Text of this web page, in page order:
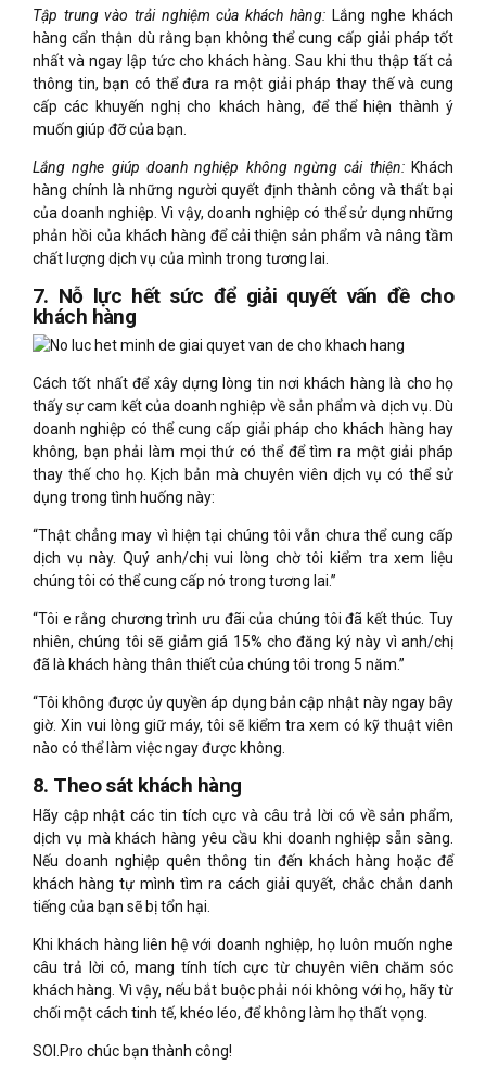
Tập trung vào trải nghiệm của khách hàng: Lắng nghe khách
hàng cẩn thận dù rằng bạn không thể cung cấp giải pháp tốt
nhất và ngay lập tức cho khách hàng. Sau khi thu thập tất cả
thông tin, bạn có thể đưa ra một giải pháp thay thế và cung
cấp các khuyến nghị cho khách hàng, để thể hiện thành ý
muốn giúp đỡ của bạn.
Lắng nghe giúp doanh nghiệp không ngừng cải thiện: Khách
hàng chính là những người quyết định thành công và thất bại
của doanh nghiệp. Vì vậy, doanh nghiệp có thể sử dụng những
phản hồi của khách hàng để cải thiện sản phẩm và nâng tầm
chất lượng dịch vụ của mình trong tương lai.
7. Nỗ lực hết sức để giải quyết vấn đề cho
khách hàng
Cách tốt nhất để xây dựng lòng tin nơi khách hàng là cho họ
thấy sự cam kết của doanh nghiệp về sản phẩm và dịch vụ. Dù
doanh nghiệp có thể cung cấp giải pháp cho khách hàng hay
không, bạn phải làm mọi thứ có thể để tìm ra một giải pháp
thay thế cho họ. Kịch bản mà chuyên viên dịch vụ có thể sử
dụng trong tình huống này:
“Thật chẳng may vì hiện tại chúng tôi vẫn chưa thể cung cấp
dịch vụ này. Quý anh/chị vui lòng chờ tôi kiểm tra xem liệu
chúng tôi có thể cung cấp nó trong tương lai.”
“Tôi e rằng chương trình ưu đãi của chúng tôi đã kết thúc. Tuy
nhiên, chúng tôi sẽ giảm giá 15% cho đăng ký này vì anh/chị
đã là khách hàng thân thiết của chúng tôi trong 5 năm.”
“Tôi không được ủy quyền áp dụng bản cập nhật này ngay bây
giờ. Xin vui lòng giữ máy, tôi sẽ kiểm tra xem có kỹ thuật viên
nào có thể làm việc ngay được không.
8. Theo sát khách hàng
Hãy cập nhật các tin tích cực và câu trả lời có về sản phẩm,
dịch vụ mà khách hàng yêu cầu khi doanh nghiệp sẵn sàng.
Nếu doanh nghiệp quên thông tin đến khách hàng hoặc để
khách hàng tự mình tìm ra cách giải quyết, chắc chắn danh
tiếng của bạn sẽ bị tổn hại.
Khi khách hàng liên hệ với doanh nghiệp, họ luôn muốn nghe
câu trả lời có, mang tính tích cực từ chuyên viên chăm sóc
khách hàng. Vì vậy, nếu bắt buộc phải nói không với họ, hãy từ
chối một cách tinh tế, khéo léo, để không làm họ thất vọng.
SOI.Pro chúc bạn thành công!